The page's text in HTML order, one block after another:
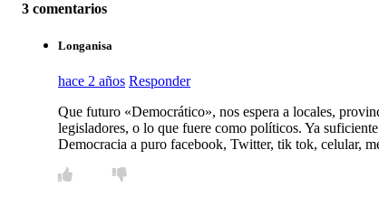
3 comentarios
Longanisa
hace 2 años Responder
Que futuro «Democrático», nos espera a locales,
legisladores, o lo que fuere como políticos. Ya
Democracia a puro facebook, Twitter, tik tok, celular,